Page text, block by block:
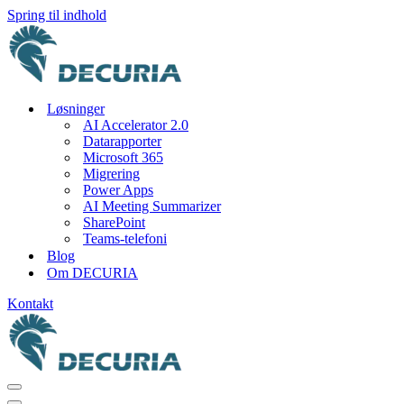
Spring til indhold
Løsninger
AI Accelerator 2.0
Datarapporter
Microsoft 365
Migrering
Power Apps
AI Meeting Summarizer
SharePoint
Teams-telefoni
Blog
Om DECURIA
Kontakt
Navigation